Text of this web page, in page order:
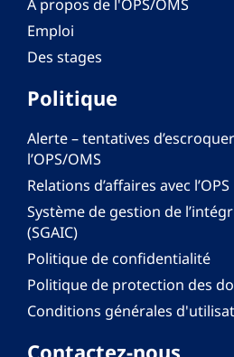
À propos de l'OPS/OMS
Emploi
Des stages
Politique
Alerte – tentatives
l’OPS/OMS
Relations d’affaires avec l’OPS
Système de gestion de
(SGAIC)
Politique de confidentialité
Politique de protection des
Conditions générales
Contactez-nous